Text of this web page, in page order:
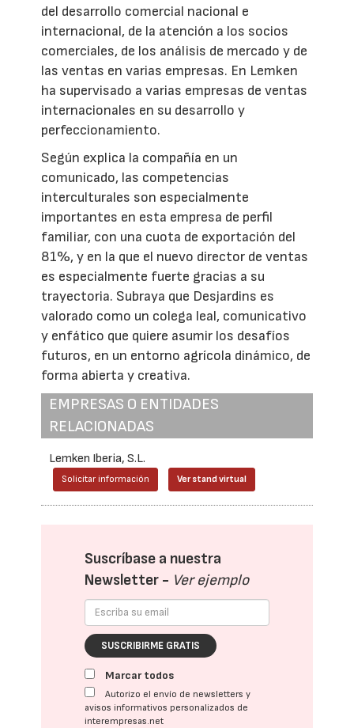
del desarrollo comercial nacional e
internacional, de la atención a los socios
comerciales, de los análisis de mercado y de
las ventas en varias empresas. En Lemken
ha supervisado a varias empresas de ventas
internacionales en su desarrollo y
perfeccionamiento.
Según explica la compañía en un
comunicado, las competencias
interculturales son especialmente
importantes en esta empresa de perfil
familiar, con una cuota de exportación del
81%, y en la que el nuevo director de ventas
es especialmente fuerte gracias a su
trayectoria. Subraya que Desjardins es
valorado como un colega leal, comunicativo
y enfático que quiere asumir los desafíos
futuros, en un entorno agrícola dinámico, de
forma abierta y creativa.
EMPRESAS O ENTIDADES
RELACIONADAS
Lemken Iberia, S.L.
Solicitar información Ver stand virtual
Suscríbase a nuestra
Newsletter - Ver ejemplo
SUSCRIBIRME GRATIS
Marcar todos
Autorizo el envío de newsletters y
avisos informativos personalizados de
interempresas.net